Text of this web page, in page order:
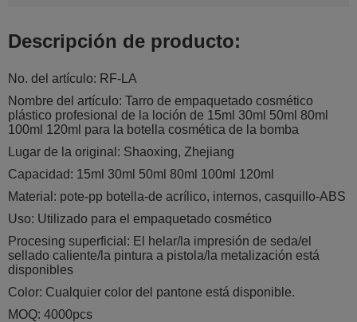
Descripción de producto:
No. del artículo: RF-LA
Nombre del artículo: Tarro de empaquetado cosmético
plástico profesional de la loción de 15ml 30ml 50ml 80ml
100ml 120ml para la botella cosmética de la bomba
Lugar de la original: Shaoxing, Zhejiang
Capacidad: 15ml 30ml 50ml 80ml 100ml 120ml
Material: pote-pp botella-de acrílico, internos, casquillo-ABS
Uso: Utilizado para el empaquetado cosmético
Procesing superficial: El helar/la impresión de seda/el
sellado caliente/la pintura a pistola/la metalización está
disponibles
Color: Cualquier color del pantone está disponible.
MOQ: 4000pcs